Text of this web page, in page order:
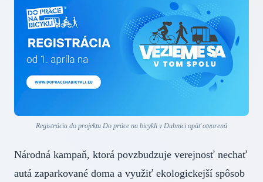
Registrácia do projektu Do práce na bicykli v Dubnici opäť otvorená
Národná kampaň, ktorá povzbudzuje verejnosť nechať
autá zaparkované doma a využiť ekologickejší spôsob